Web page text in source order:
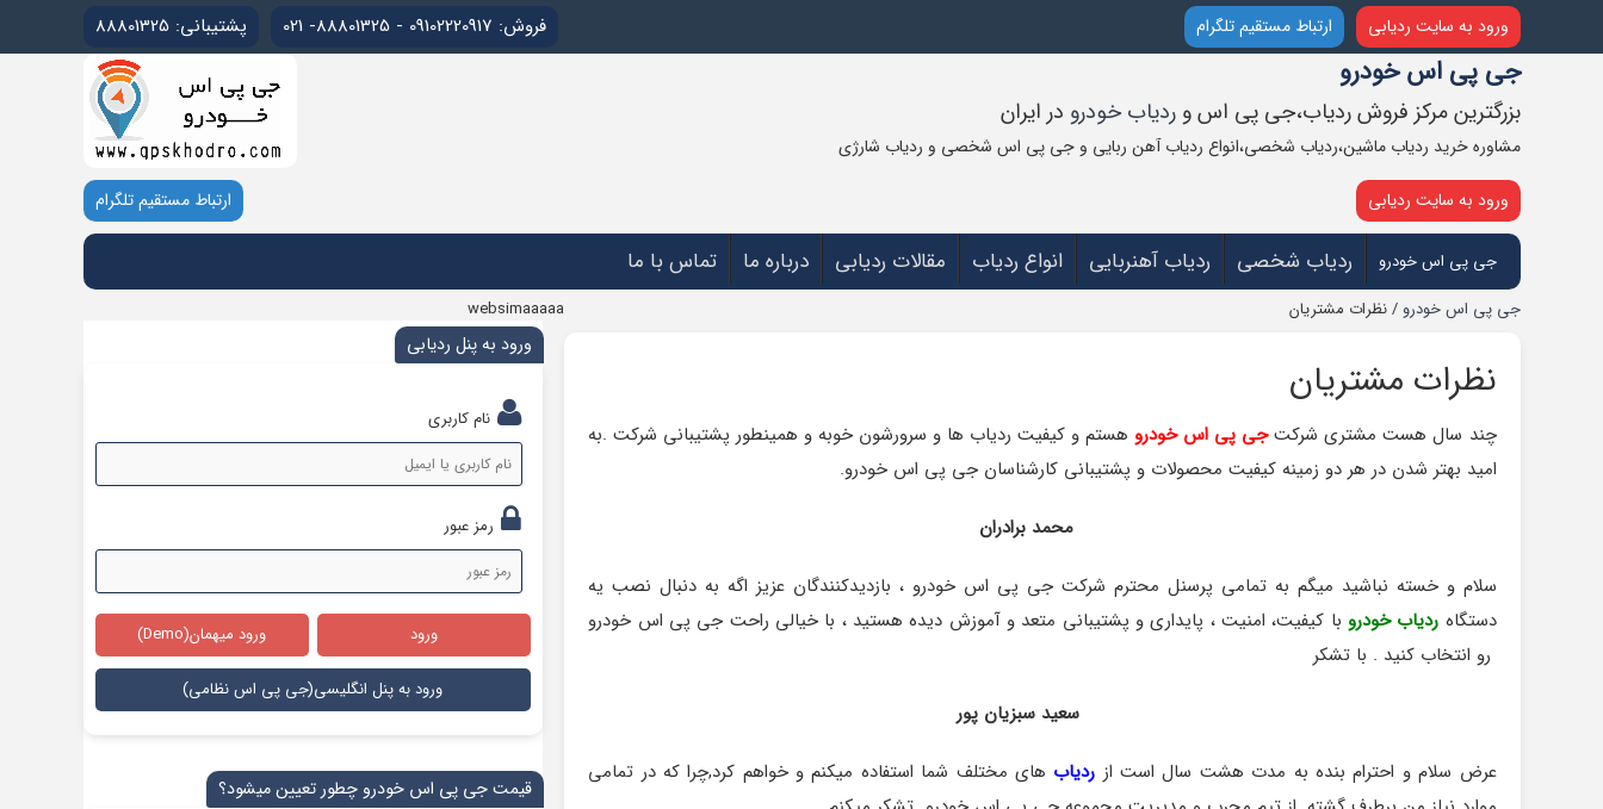
پشتیبانی: 88801325 فروش: 09102220917 - 88801325- 021 ورود به سایت ردیابی ارتباط مستقیم تلگرام
جی پی اس خودرو
بزرگترین مرکز فروش ردیاب،جی پی اس وردیاب خودرو در ایران
مشاوره خرید ردیاب ماشین،ردیاب شخصی،انواع ردیاب آهن ربایی و جی پی اس شخصی و ردیاب شارژی
ورود به سایت ردیابی ارتباط مستقیم تلگرام
جی پی اس خودرو ردیاب شخصی ردیاب آهنربایی انواع ردیاب مقالات ردیابی درباره ما تماس با ما
websimaaaaa جی پی اس خودرو / نظرات مشتریان
نظرات مشتریان
چند سال هست مشتری شرکتجی پی اس خودروهستم و کیفیت ردیاب ها و سرورشون خوبه و همینطور پشتیبانی شرکت .به
امید بهتر شدن در هر دو زمینه کیفیت محصولات و پشتیبانی کارشناسان جی پی اس خودرو.
محمد برادران
سلام و خسته نباشید میگم به تمامی پرسنل محترم شرکت جی پی اس خودرو ، بازدیدکنندگان عزیز اگه به دنبال نصب یه
دستگاه ردیاب خودرو با کیفیت، امنیت ، پایداری و پشتیبانی متعد و آموزش دیده هستید ، با خیالی راحت جی پی اس خودرو
رو انتخاب کنید . با تشکر
سعید سبزیان پور
عرض سلام و احترام بنده به مدت هشت سال است از ردیاب های مختلف شما استفاده میکنم و خواهم کرد,چرا که در تمامی
ورود به پنل ردیابی
نام کاربری
رمز عبور
ورود ورود میهمان(Demo)
ورود به پنل انگلیسی(جی پی اس نظامی)
قیمت جی پی اس خودرو چطور تعیین میشود؟